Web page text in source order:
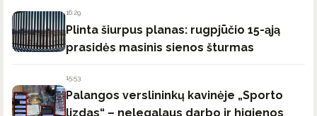
16:29
Plinta šiurpus planas: rugpjūčio 15-ąją
prasidės masinis sienos šturmas
15:53
Palangos verslininkų kavinėje „Sporto
lizdas“ – nelegalaus darbo ir higienos